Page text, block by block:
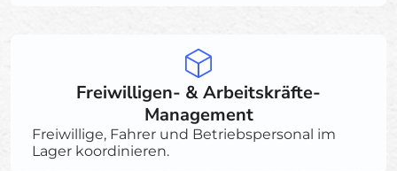
Freiwilligen- & Arbeitskräfte-
Management
Freiwillige, Fahrer und Betriebspersonal im
Lager koordinieren.